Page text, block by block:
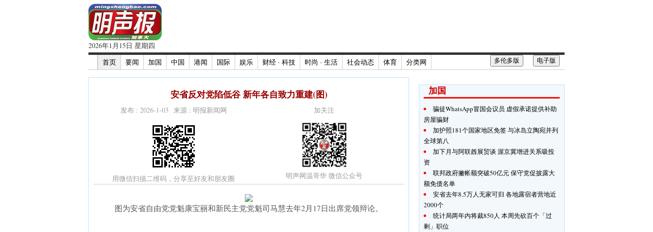
2026年1月15日 星期四
首页
要闻 加国 中国 港闻 国际 娱乐 财经 · 科技 时尚 · 生活 社会动态 体育 分类网 电子版
多伦多版
安省反对党陷低谷 新年各自致力重建(图)
发布 : 2026-1-03 来源 : 明报新闻网
用微信扫描二维码，分享至好友和朋友圈
加关注
明声网温哥华 微信公众号
图为安省自由党党魁康宝丽和新民主党党魁司马慧去年2月17日出席党领辩论。
加国
骗徒WhatsApp冒国会议员 虚假承诺提供补助
房屋骗财
加护照181个国家地区免签 与冰岛立陶宛并列
全球第八
加下月与阿联酋展贸谈 渥京冀增进关系吸投
资
联邦政府撇帐额突破50亿元 保守党促披露大
额免债名单
安省去年8.5万人无家可归 各地露宿者营地近
2000个
统计局两年内将裁850人 本周先砍百个「过
剩」职位